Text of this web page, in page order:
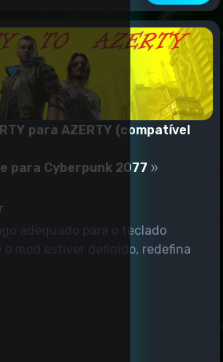
para AZERTY (compatível
para Cyberpunk 2077
adequado para o teclado
o mod estiver definido, redefina